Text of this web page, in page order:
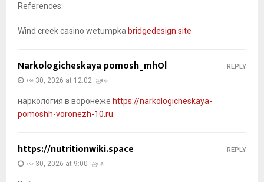
References:
Wind creek casino wetumpka bridgedesign.site
Narkologicheskaya pomosh_mhOl
မေ 30, 2026 at 12:02 ညနေ
наркология в воронеже https://narkologicheskaya-
pomoshh-voronezh-10.ru
REPLY
https://nutritionwiki.space
မေ 30, 2026 at 9:00 ညနေ
REPLY